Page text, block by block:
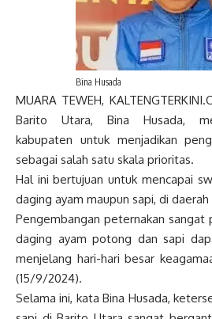
Bina Husada
MUARA TEWEH,
Barito Utara, Bina Husada,
kabupaten untuk menjadikan
sebagai salah satu skala prioritas.
Hal ini bertujuan untuk mencapai
daging ayam maupun sapi, di
Pengembangan peternakan sangat
daging ayam potong dan sapi
menjelang hari-hari besar
(15/9/2024).
Selama ini, kata Bina Husada,